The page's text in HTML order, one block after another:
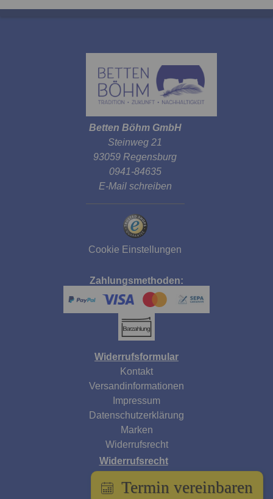
Betten Böhm GmbH
Steinweg 21
93059 Regensburg
0941-84635
E-Mail schreiben
Cookie Einstellungen
Zahlungsmethoden:
Widerrufsformular
Kontakt
Versandinformationen
Impressum
Datenschutzerklärung
Marken
Widerrufsrecht
Widerrufsrecht
Termin vereinbaren